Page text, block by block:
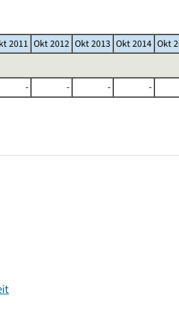
2011 Okt 2012 Okt 2013 Okt 2014 Okt
- - - -